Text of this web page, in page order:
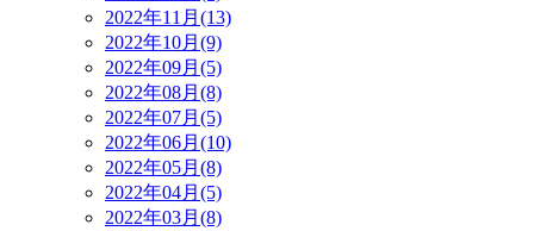
2022年11月(13)
2022年10月(9)
2022年09月(5)
2022年08月(8)
2022年07月(5)
2022年06月(10)
2022年05月(8)
2022年04月(5)
2022年03月(8)